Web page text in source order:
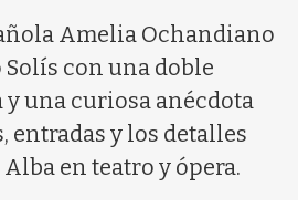
a
Amelia Ochandiano
Solís con una doble
y una curiosa anécdota
entradas y los detalles
en teatro y ópera.